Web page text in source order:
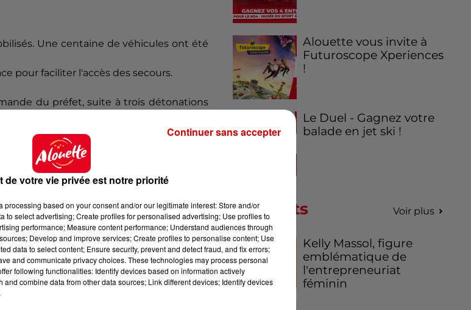
Une centaine de véhicules ont été
pour faciliter l'accès des secours.
du préfet, suite à trois détonations
été découvertes avant d’être prises en
158 et 271. La liaison TGV
circulation jeudi matin.
Alouette vous invite à
Futuroscope Xperiences
!
Le Duel - Gagnez votre
balade en jet ski !
Podcasts Voir plus
Kelly Massol, figure
emblématique de
l'entrepreneuriat
féminin
de votre vie privée est notre priorité
processing based on your consent and/or our legitimate interest: Store and/or
to select advertising; Create profiles for personalised advertising; Use profiles to
performance; Measure content performance; Understand audiences through
Develop and improve services; Create profiles to personalise content; Use
data to select content; Ensure security, prevent and detect fraud, and fix errors;
and communicate privacy choices. These technologies may process personal
following functionalities: Identify devices based on information actively
combine data from other data sources; Link different devices; Identify devices
Continuer sans accepter